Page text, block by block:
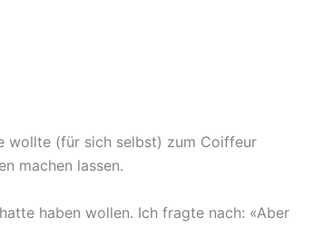
wollte (für sich selbst) zum Coiffeur
machen lassen.
haben wollen. Ich fragte nach: «Aber